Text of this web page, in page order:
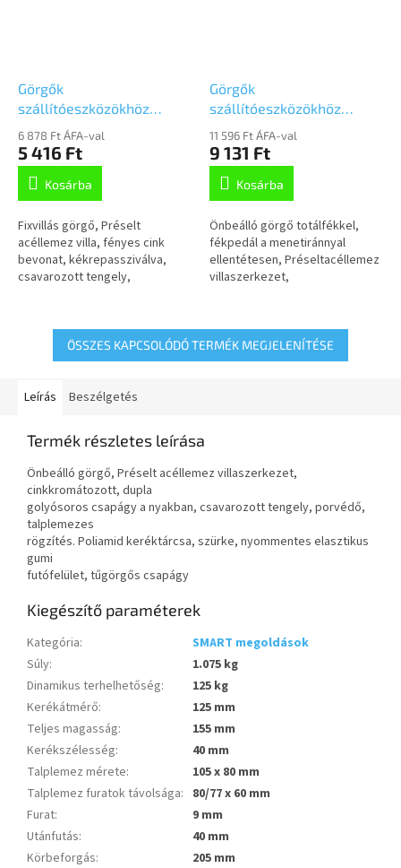
Görgők
szállítóeszközökhöz
125mm, fix,Talplemezzel,
3478UFR125P62 kék
6 878 Ft ÁFA-val
5 416 Ft
Kosárba
Fixvillás görgő, Préselt
acéllemez villa, fényes cink
bevonat, kékrepassziválva,
csavarozott tengely,
nyommentes elasztikus...
Görgők
szállítóeszközökhöz
125mm,
fékkel,Talplemezzel,
3477UFR125P62 kék
11 596 Ft ÁFA-val
9 131 Ft
Kosárba
Önbeálló görgő totálfékkel,
fékpedál a menetiránnyal
ellentétesen, Préseltacéllemez
villaszerkezet,
csavarozott tengely,...
ÖSSZES KAPCSOLÓDÓ TERMÉK MEGJELENÍTÉSE
Leírás Beszélgetés
Termék részletes leírása
Önbeálló görgő, Préselt acéllemez villaszerkezet,
cinkkromátozott, dupla
golyósoros csapágy a nyakban, csavarozott tengely, porvédő,
talplemezes
rögzítés. Poliamid keréktárcsa, szürke, nyommentes elasztikus
gumi
futófelület, tűgörgős csapágy
Kiegészítő paraméterek
Kategória:
SMART megoldások
Súly:
1.075 kg
Dinamikus terhelhetőség:
125 kg
Kerékátmérő:
125 mm
Teljes magasság:
155 mm
Kerékszélesség:
40 mm
Talplemez mérete:
105 x 80 mm
Talplemez furatok távolsága: 80/77 x 60 mm
Furat:
9 mm
Utánfutás:
40 mm
Körbeforgás:
205 mm